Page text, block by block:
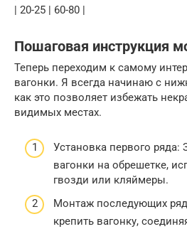
| 20-25 | 60-80 |
Пошаговая инструкция
Теперь переходим к самому
вагонки. Я всегда начинаю с
как это позволяет избежать
видимых местах.
Установка первого ряда:
вагонки на обрешетке,
гвозди или кляймеры.
Монтаж последующих
крепить вагонку,